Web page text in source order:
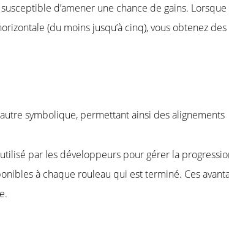
d’amener une chance de gains. Lorsque
(du moins jusqu’à cinq), vous obtenez des
symbolique, permettant ainsi des alignements
par les développeurs pour gérer la
à chaque rouleau qui est terminé. Ces